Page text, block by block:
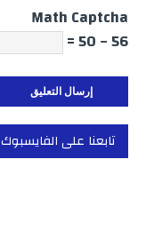
Math Captcha
56 − 50 =
تابعنا على الفايسبوك